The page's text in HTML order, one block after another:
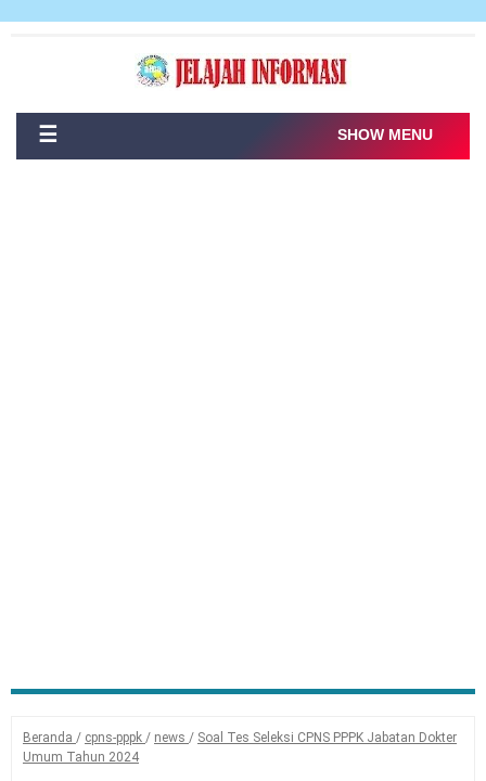
☰ SHOW MENU
Beranda / cpns-pppk / news / Soal Tes Seleksi CPNS PPPK Jabatan Dokter
Umum Tahun 2024